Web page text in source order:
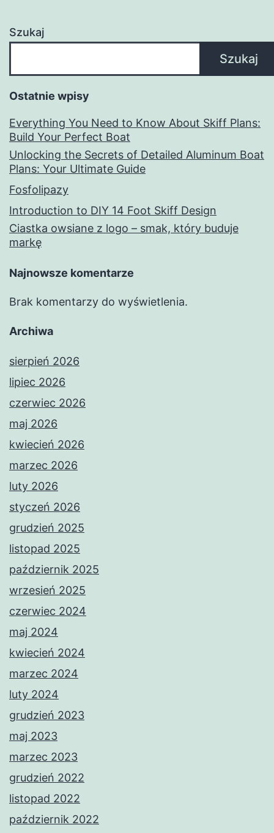
Szukaj
Szukaj
Ostatnie wpisy
Everything You Need to Know About Skiff Plans:
Build Your Perfect Boat
Unlocking the Secrets of Detailed Aluminum Boat
Plans: Your Ultimate Guide
Fosfolipazy
Introduction to DIY 14 Foot Skiff Design
Ciastka owsiane z logo – smak, który buduje
markę
Najnowsze komentarze
Brak komentarzy do wyświetlenia.
Archiwa
sierpień 2026
lipiec 2026
czerwiec 2026
maj 2026
kwiecień 2026
marzec 2026
luty 2026
styczeń 2026
grudzień 2025
listopad 2025
październik 2025
wrzesień 2025
czerwiec 2024
maj 2024
kwiecień 2024
marzec 2024
luty 2024
grudzień 2023
maj 2023
marzec 2023
grudzień 2022
listopad 2022
październik 2022